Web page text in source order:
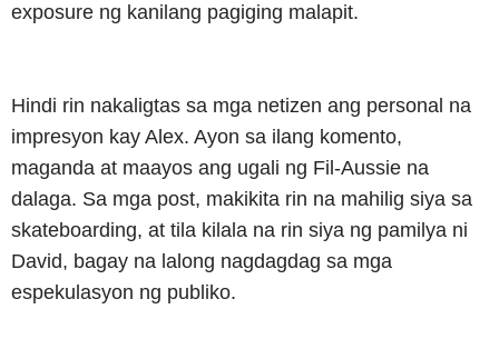
exposure ng kanilang pagiging malapit.
Hindi rin nakaligtas sa mga netizen ang personal na
impresyon kay Alex. Ayon sa ilang komento,
maganda at maayos ang ugali ng Fil-Aussie na
dalaga. Sa mga post, makikita rin na mahilig siya sa
skateboarding, at tila kilala na rin siya ng pamilya ni
David, bagay na lalong nagdagdag sa mga
espekulasyon ng publiko.